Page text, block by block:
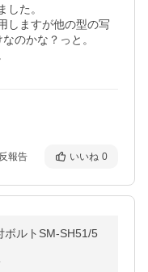
た。
しますが他の型の写
のかな？っと。
報告 いいね 0
ボルトSM-SH51/5